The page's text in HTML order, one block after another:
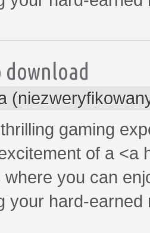
gaming
of a <a
where you can
your hard-earned